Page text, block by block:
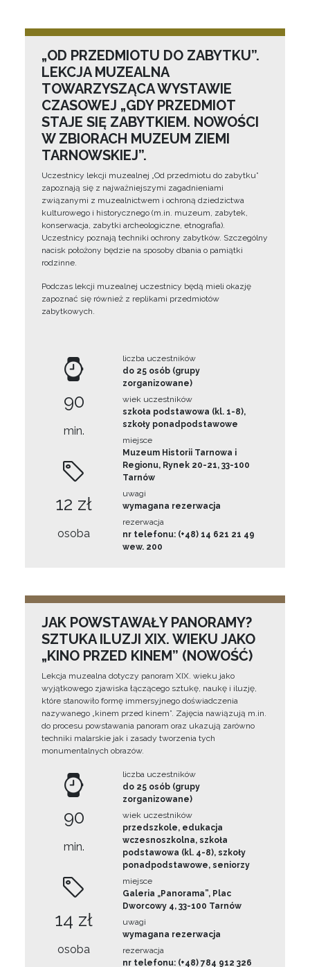
„OD PRZEDMIOTU DO ZABYTKU”.
LEKCJA MUZEALNA
TOWARZYSZĄCA WYSTAWIE
CZASOWEJ „GDY PRZEDMIOT
STAJE SIĘ ZABYTKIEM. NOWOŚCI
W ZBIORACH MUZEUM ZIEMI
TARNOWSKIEJ”.
Uczestnicy lekcji muzealnej „Od przedmiotu do zabytku”
zapoznają się z najważniejszymi zagadnieniami
związanymi z muzealnictwem i ochroną dziedzictwa
kulturowego i historycznego (m.in. muzeum, zabytek,
konserwacja, zabytki archeologiczne, etnografia).
Uczestnicy poznają techniki ochrony zabytków. Szczególny
nacisk położony będzie na sposoby dbania o pamiątki
rodzinne.
Podczas lekcji muzealnej uczestnicy będą mieli okazję
zapoznać się również z replikami przedmiotów
zabytkowych.
90
min.
12 zł
osoba
liczba uczestników
do 25 osób (grupy
zorganizowane)
wiek uczestników
szkoła podstawowa (kl. 1-8),
szkoły ponadpodstawowe
miejsce
Muzeum Historii Tarnowa i
Regionu, Rynek 20-21, 33-100
Tarnów
uwagi
wymagana rezerwacja
rezerwacja
nr telefonu: (+48) 14 621 21 49
wew. 200
JAK POWSTAWAŁY PANORAMY?
SZTUKA ILUZJI XIX. WIEKU JAKO
„KINO PRZED KINEM” (NOWOŚĆ)
Lekcja muzealna dotyczy panoram XIX. wieku jako
wyjątkowego zjawiska łączącego sztukę, naukę i iluzję,
które stanowiło formę immersyjnego doświadczenia
nazywanego „kinem przed kinem”. Zajęcia nawiązują m.in.
do procesu powstawania panoram oraz ukazują zarówno
techniki malarskie jak i zasady tworzenia tych
monumentalnych obrazów.
90
min.
14 zł
osoba
liczba uczestników
do 25 osób (grupy
zorganizowane)
wiek uczestników
przedszkole, edukacja
wczesnoszkolna, szkoła
podstawowa (kl. 4-8), szkoły
ponadpodstawowe, seniorzy
miejsce
Galeria „Panorama”, Plac
Dworcowy 4, 33-100 Tarnów
uwagi
wymagana rezerwacja
rezerwacja
nr telefonu: (+48) 784 912 326